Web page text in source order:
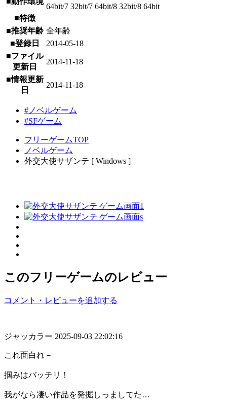
64bit/7 32bit/7 64bit/8 32bit/8 64bit
■特徴
■推奨年齢 全年齢
■登録日
2014-05-18
■ファイル
更新日
2014-11-18
■情報更新
日
2014-11-18
#ノベルゲーム
#SFゲーム
フリーゲームTOP
ノベルゲーム
外交大使サザンテ [ Windows ]
このフリーゲームのレビュー
コメント・レビューを追加する
ジャッカラー 2025-09-03 22:02:16
これ面白れ－
掴みはバッチリ！
我がなら凄い作品を発掘しっましてた…